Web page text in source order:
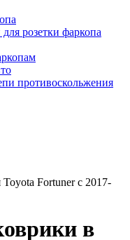
розетки фаркопа
противоскольжения
Fortuner с 2017-
в